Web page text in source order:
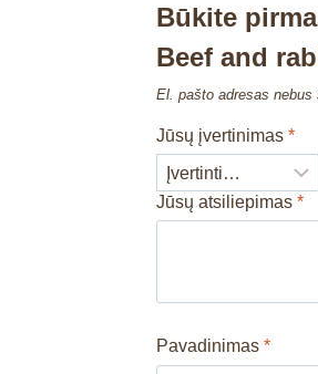
Būkite
Beef and
El. pašto adresas nebus
Jūsų įvertinimas*
Jūsų atsiliepimas*
Pavadinimas*